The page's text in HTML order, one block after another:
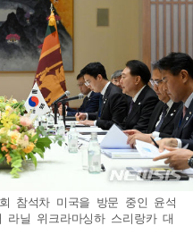
참석차 미국을 방문 중인 윤석
라닐 위크라마싱하 스리랑카 대